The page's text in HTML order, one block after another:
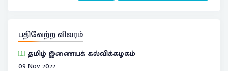
பதிவேற்ற விவரம்
தமிழ் இணையக் கல்விக்கழகம்
09 Nov 2022